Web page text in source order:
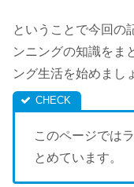
ということで今回の
ンニングの知識をま
ング生活を始めまし
このページでは
とめています。